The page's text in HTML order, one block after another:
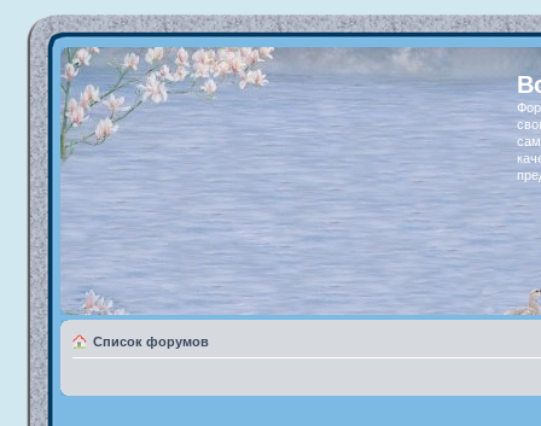
Список форумов